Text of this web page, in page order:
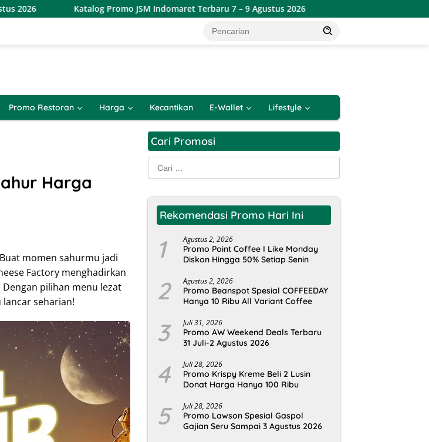
Katalog Promo JSM Indomaret Terbaru 7 – 9 Agustus 2026 Katalog Promo JSM Alfamart
Promo Restoran Harga Kecantikan E-Wallet Lifestyle
Harga
momen sahurmu jadi
Factory menghadirkan
Dengan pilihan menu lezat
seharian!
Cari Promosi
Cari
untuk:
Rekomendasi Promo Hari Ini
1 Agustus 2, 2026
Promo Point Coffee I Like Monday
Diskon Hingga 50% Setiap Senin
2 Agustus 2, 2026
Promo Beanspot Spesial COFFEEDAY
Hanya 10 Ribu All Variant Coffee
3 Juli 31, 2026
Promo AW Weekend Deals Terbaru
31 Juli-2 Agustus 2026
4 Juli 28, 2026
Promo Krispy Kreme Beli 2 Lusin
Donat Harga Hanya 100 Ribu
5 Juli 28, 2026
Promo Lawson Spesial Gaspol
Gajian Seru Sampai 3 Agustus 2026